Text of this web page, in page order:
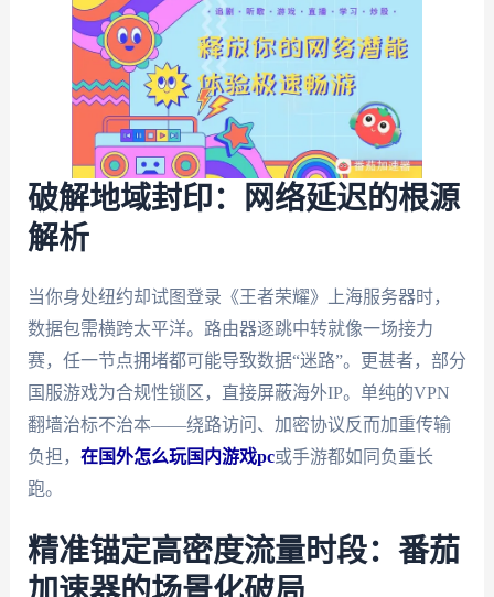
破解地域封印：网络延迟的根源
解析
当你身处纽约却试图登录《王者荣耀》上海服务器时，
数据包需横跨太平洋。路由器逐跳中转就像一场接力
赛，任一节点拥堵都可能导致数据“迷路”。更甚者，部分
国服游戏为合规性锁区，直接屏蔽海外IP。单纯的VPN
翻墙治标不治本——绕路访问、加密协议反而加重传输
负担， 在国外怎么玩国内游戏pc或手游都如同负重长
跑。
精准锚定高密度流量时段：番茄